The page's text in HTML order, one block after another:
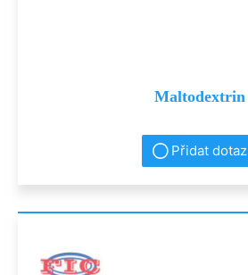
Maltodextrin
Přidat dotaz